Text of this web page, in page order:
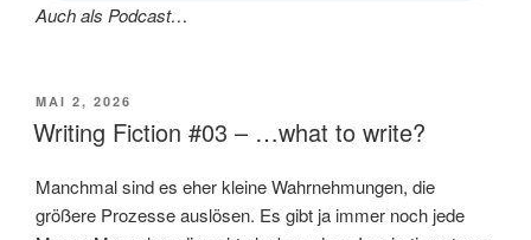
Auch als Podcast…
VERÖFFENTLICHT
AM
MAI 2, 2026
Writing Fiction #03 – …what to write?
Manchmal sind es eher kleine Wahrnehmungen, die
größere Prozesse auslösen. Es gibt ja immer noch jede